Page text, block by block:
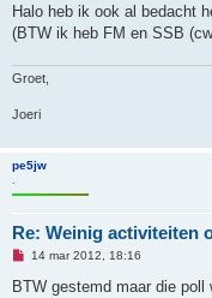
c
h
Halo heb ik ook al bedacht
(BTW ik heb FM en SSB
Groet,
Joeri
pe5jw
Re: Weinig activiteiten
O
g
14 mar 2012, 18:16
BTW gestemd maar die poll